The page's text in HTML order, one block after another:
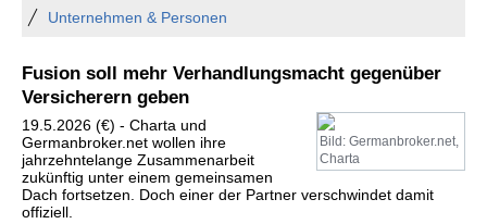
Unternehmen & Personen
Fusion soll mehr Verhandlungsmacht gegenüber
Versicherern geben
Bild: Germanbroker.net,
Charta
19.5.2026 (€) - Charta und
Germanbroker.net wollen ihre
jahrzehntelange Zusammenarbeit
zukünftig unter einem gemeinsamen
Dach fortsetzen. Doch einer der Partner verschwindet damit
offiziell.